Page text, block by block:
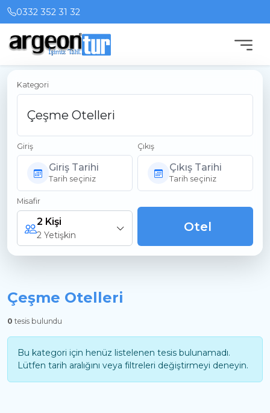
0332 352 31 32
Kategori
Giriş
Giriş Tarihi
Tarih seçiniz
Çıkış
Çıkış Tarihi
Tarih seçiniz
Misafir
2 Kişi
2 Yetişkin
Otel
Çeşme Otelleri
0 tesis bulundu
Bu kategori için henüz listelenen tesis bulunamadı.
Lütfen tarih aralığını veya filtreleri değiştirmeyi deneyin.